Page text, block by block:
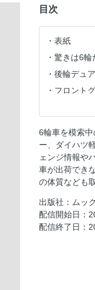
目次
表紙
驚きは6輪
後輪デュ
フロント
ダイハツ
＞
本誌独自
ェロ、キ
ク、CR-V
我ら読者
ニューカ
6輪車を模索
ー、ダイハツ
ェンジ情報や
車が出荷でき
の体質なども
出版社：ムッ
配信開始日：
配信終了日：